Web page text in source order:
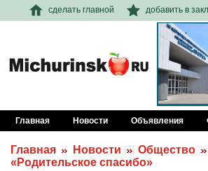
сделать главной добавить в
Главная Новости Объявления
Главная Новости Общество
«Родительское спасибо»